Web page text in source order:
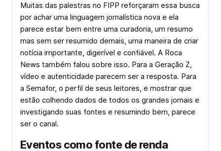
Muitas das palestras no FIPP reforçaram essa busca
por achar uma linguagem jornalística nova e ela
parece estar bem entre uma curadoria, um resumo
mas sem ser resumido demais, uma maneira de criar
notícia importante, digerível e confiável. A Roca
News também falou sobre isso. Para a Geração Z,
vídeo e autenticidade parecem ser a resposta. Para
a Semafor, o perfil de seus leitores, e mostrar que
estão colhendo dados de todos os grandes jornais e
investigando suas fontes e resumindo bem, parece
ser o canal.
Eventos como fonte de renda